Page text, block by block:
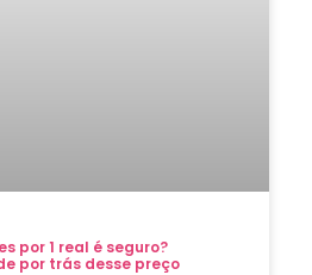
por 1 real é seguro?
por trás desse preço